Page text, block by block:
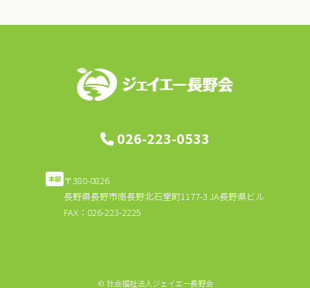
026-223-0533
本部 〒380-0826
長野県長野市南長野北石堂町1177-3 JA長野県ビル
FAX：026-223-2225
© 社会福祉法人ジェイエー長野会